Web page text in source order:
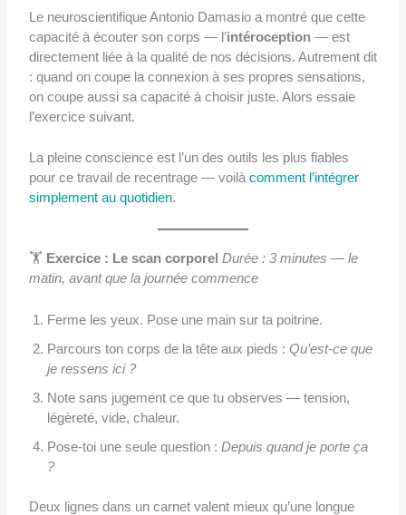
Le neuroscientifique Antonio Damasio a montré que cette
capacité à écouter son corps — l’intéroception— est
directement liée à la qualité de nos décisions. Autrement dit
: quand on coupe la connexion à ses propres sensations,
on coupe aussi sa capacité à choisir juste. Alors essaie
l’exercice suivant.
La pleine conscience est l’un des outils les plus fiables
pour ce travail de recentrage — voilà comment l’intégrer
simplement au quotidien.
🏋️ Exercice : Le scan corporel Durée : 3 minutes — le
matin, avant que la journée commence
Ferme les yeux. Pose une main sur ta poitrine.
Parcours ton corps de la tête aux pieds : Qu’est-ce que
je ressens ici ?
Note sans jugement ce que tu observes — tension,
légèreté, vide, chaleur.
Pose-toi une seule question : Depuis quand je porte ça
?
Deux lignes dans un carnet valent mieux qu’une longue